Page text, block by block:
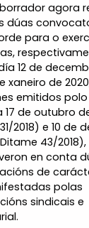
agora
dúas
para o
12 de
xaneiro de
emitidos polo
de outubro
2018) e 10 de
43/
en conta
de
polas
sindicais e